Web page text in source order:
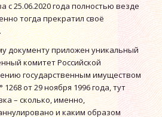
с 25.06.2020 года полностью везде
тогда прекратил своё
документу приложен уникальный
комитет Российской
государственным имуществом
от 29 ноября 1996 года, тут
– сколько, именно,
и каким образом